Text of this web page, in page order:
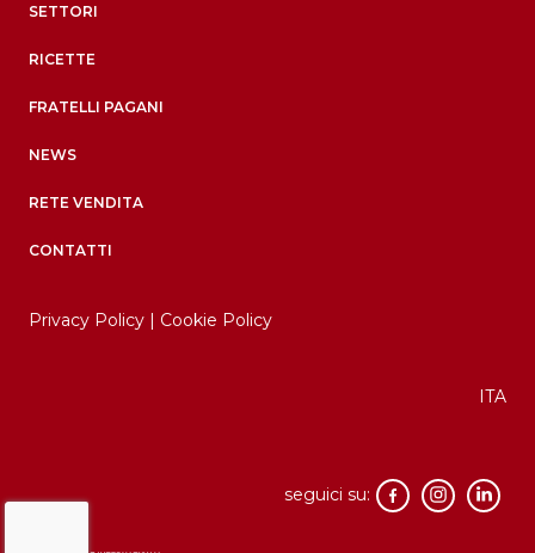
SETTORI
RICETTE
FRATELLI PAGANI
NEWS
RETE VENDITA
CONTATTI
Privacy Policy | Cookie Policy
ITA
seguici su: